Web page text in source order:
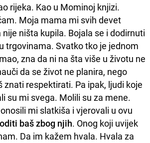
rijeka. Kao u Mominoj knjizi.
Moja mama mi svih devet
ništa kupila. Bojala se i dodirnuti
trgovinama. Svatko tko je jednom
zna da ni na šta više u životu ne
da se život ne planira, nego
znati respektirati. Pa ipak, ljudi koje
su mi svega. Molili su za mene.
mi slatkiša i vjerovali u ovu
baš zbog njih. Onog koji uvijek
Da im kažem hvala. Hvala za